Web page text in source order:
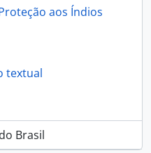
aos Índios
textual
Brasil